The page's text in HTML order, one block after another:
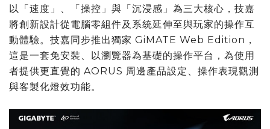
以「速度」、「操控」與「沉浸感」為三大核心，技嘉
將創新設計從電腦零組件及系統延伸至與玩家的操作互
動體驗。技嘉同步推出獨家 GiMATE Web Edition，
這是一套免安裝、以瀏覽器為基礎的操作平台，為使用
者提供更直覺的 AORUS 周邊產品設定、操作表現觀測
與客製化燈效功能。